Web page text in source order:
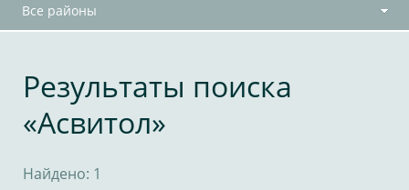
Все районы
Результаты поиска
«Асвитол»
Найдено: 1